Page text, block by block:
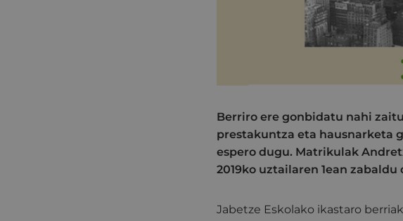
Berriro ere gonbidatu nahi
prestakuntza eta hausnarketa
espero dugu. Matrikulak
2019ko uztailaren 1ean
Jabetze Eskolako ikastaro